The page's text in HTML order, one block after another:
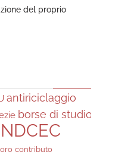
del proprio
antiriciclaggio
borse di studio
contributo